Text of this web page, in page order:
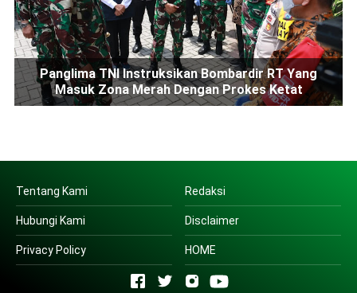
Panglima TNI Instruksikan Bombardir RT Yang
Masuk Zona Merah Dengan Prokes Ketat
Tentang Kami Redaksi
Hubungi Kami Disclaimer
Privacy Policy HOME